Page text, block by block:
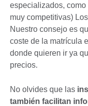
especializados,
muy competitivas)
Nuestro consejo es
coste de la matrícula
donde quieren ir ya
precios.
No olvides que las
también facilitan